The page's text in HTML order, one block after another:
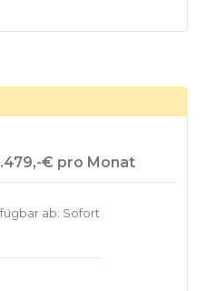
€ pro Monat
ab: Sofort